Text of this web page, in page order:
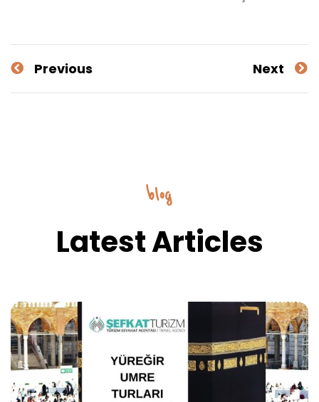
Previous Next
blog
Latest Articles